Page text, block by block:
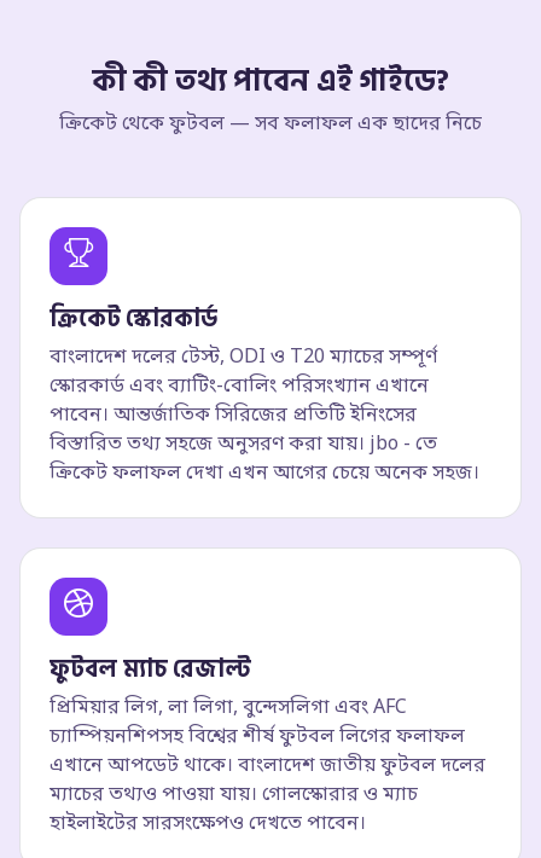
কী কী তথ্য পাবেন এই গাইডে?
ক্রিকেট থেকে ফুটবল — সব ফলাফল এক ছাদের নিচে
ক্রিকেট স্কোরকার্ড
বাংলাদেশ দলের টেস্ট, ODI ও T20 ম্যাচের সম্পূর্ণ
স্কোরকার্ড এবং ব্যাটিং-বোলিং পরিসংখ্যান এখানে
পাবেন। আন্তর্জাতিক সিরিজের প্রতিটি ইনিংসের
বিস্তারিত তথ্য সহজে অনুসরণ করা যায়। jbo - তে
ক্রিকেট ফলাফল দেখা এখন আগের চেয়ে অনেক সহজ।
ফুটবল ম্যাচ রেজাল্ট
প্রিমিয়ার লিগ, লা লিগা, বুন্দেসলিগা এবং AFC
চ্যাম্পিয়নশিপসহ বিশ্বের শীর্ষ ফুটবল লিগের ফলাফল
এখানে আপডেট থাকে। বাংলাদেশ জাতীয় ফুটবল দলের
ম্যাচের তথ্যও পাওয়া যায়। গোলস্কোরার ও ম্যাচ
হাইলাইটের সারসংক্ষেপও দেখতে পাবেন।